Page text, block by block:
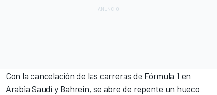
Con la cancelación de las carreras de Fórmula 1 en
Arabia Saudí y Bahrein, se abre de repente un hueco